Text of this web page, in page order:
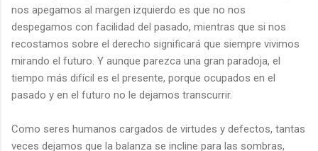
nos apegamos al margen izquierdo es que no nos
despegamos con facilidad del pasado, mientras que si nos
recostamos sobre el derecho significará que siempre vivimos
mirando el futuro. Y aunque parezca una gran paradoja, el
tiempo más difícil es el presente, porque ocupados en el
pasado y en el futuro no le dejamos transcurrir.
Como seres humanos cargados de virtudes y defectos, tantas
veces dejamos que la balanza se incline para las sombras,